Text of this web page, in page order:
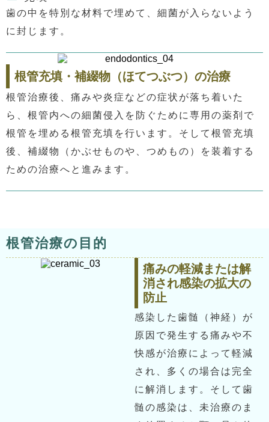
歯の中を特別な材料で埋めて、細菌が入らないよう
に封じます。
根管充填・補綴物（ほてつぶつ）の治療
根管治療後、痛みや炎症などの症状が落ち着いた
ら、根管内への細菌侵入を防ぐために専用の薬剤で
根管を埋める根管充填を行います。そして根管充填
後、補綴物（かぶせものや、つめもの）を装着する
ための治療へと進みます。
根管治療の目的
痛みの軽減または解
消され感染の拡大の
防止
感染した歯髄（神経）が
原因で発生する痛みや不
快感が治療によって軽減
され、多くの場合は完全
に解消します。そして歯
髄の感染は、未治療のま